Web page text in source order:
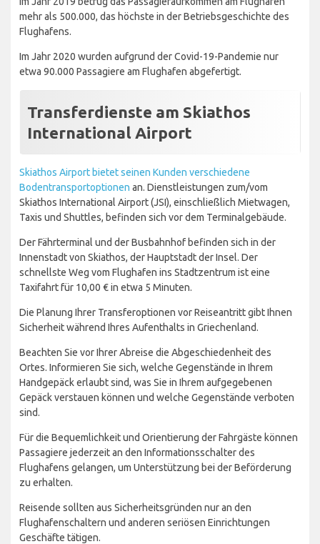
mehr als 500.000, das höchste in der Betriebsgeschichte des
Flughafens.
Im Jahr 2020 wurden aufgrund der Covid-19-Pandemie nur
etwa 90.000 Passagiere am Flughafen abgefertigt.
Transferdienste am Skiathos
International Airport
Skiathos Airport bietet seinen Kunden verschiedene
Bodentransportoptionen an. Dienstleistungen zum/vom
Skiathos International Airport (JSI), einschließlich Mietwagen,
Taxis und Shuttles, befinden sich vor dem Terminalgebäude.
Der Fährterminal und der Busbahnhof befinden sich in der
Innenstadt von Skiathos, der Hauptstadt der Insel. Der
schnellste Weg vom Flughafen ins Stadtzentrum ist eine
Taxifahrt für 10,00 € in etwa 5 Minuten.
Die Planung Ihrer Transferoptionen vor Reiseantritt gibt Ihnen
Sicherheit während Ihres Aufenthalts in Griechenland.
Beachten Sie vor Ihrer Abreise die Abgeschiedenheit des
Ortes. Informieren Sie sich, welche Gegenstände in Ihrem
Handgepäck erlaubt sind, was Sie in Ihrem aufgegebenen
Gepäck verstauen können und welche Gegenstände verboten
sind.
Für die Bequemlichkeit und Orientierung der Fahrgäste können
Passagiere jederzeit an den Informationsschalter des
Flughafens gelangen, um Unterstützung bei der Beförderung
zu erhalten.
Reisende sollten aus Sicherheitsgründen nur an den
Flughafenschaltern und anderen seriösen Einrichtungen
Geschäfte tätigen.